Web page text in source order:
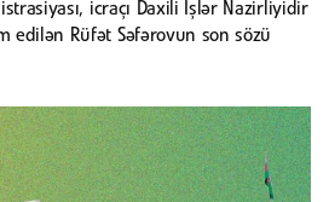
icraçı Daxili İşlər Nazirliyidir
edilən Rüfət Səfərovun son sözü